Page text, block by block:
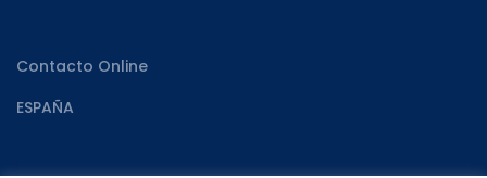
Contacto Online
ESPAÑA